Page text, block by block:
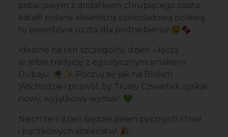
pistacjowym z dodatkiem chrupiącego ciasta
kataifi polane aksamitną czekoladową polewą
to prawdziwa uczta dla podniebienia! 🤤🍫
Idealne na ten szczególny dzień – łączą
w sobie tradycję z egzotycznym smakiem
Dubaju. 🌴✨ Poczuj się jak na Bliskim
Wschodzie i pozwól, by Tłusty Czwartek zyskał
nowy, wyjątkowy wymiar! 💚
Niech ten dzień będzie pełen pysznych chwil
i pączkowych szaleństw! 🎉